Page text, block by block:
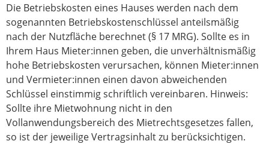
Die Betriebskosten eines Hauses werden nach dem
sogenannten Betriebskostenschlüssel anteilsmäßig
nach der Nutzfläche berechnet (§ 17 MRG). Sollte es in
Ihrem Haus Mieter:innen geben, die unverhältnismäßig
hohe Betriebskosten verursachen, können Mieter:innen
und Vermieter:innen einen davon abweichenden
Schlüssel einstimmig schriftlich vereinbaren. Hinweis:
Sollte ihre Mietwohnung nicht in den
Vollanwendungsbereich des Mietrechtsgesetzes fallen,
so ist der jeweilige Vertragsinhalt zu berücksichtigen.